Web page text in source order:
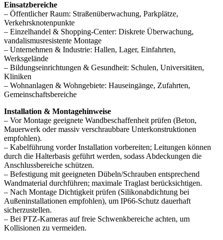
Einsatzbereiche
– Öffentlicher Raum: Straßenüberwachung, Parkplätze,
Verkehrsknotenpunkte
– Einzelhandel & Shopping-Center: Diskrete Überwachung,
vandalismusresistente Montage
– Unternehmen & Industrie: Hallen, Lager, Einfahrten,
Werksgelände
– Bildungseinrichtungen & Gesundheit: Schulen, Universitäten,
Kliniken
– Wohnanlagen & Wohngebiete: Hauseingänge, Zufahrten,
Gemeinschaftsbereiche
Installation & Montagehinweise
– Vor Montage geeignete Wandbeschaffenheit prüfen (Beton,
Mauerwerk oder massiv verschraubbare Unterkonstruktionen
empfohlen).
– Kabelführung vorder Installation vorbereiten; Leitungen können
durch die Halterbasis geführt werden, sodass Abdeckungen die
Anschlussbereiche schützen.
– Befestigung mit geeigneten Dübeln/Schrauben entsprechend
Wandmaterial durchführen; maximale Traglast berücksichtigen.
– Nach Montage Dichtigkeit prüfen (Silikonabdichtung bei
Außeninstallationen empfohlen), um IP66-Schutz dauerhaft
sicherzustellen.
– Bei PTZ-Kameras auf freie Schwenkbereiche achten, um
Kollisionen zu vermeiden.